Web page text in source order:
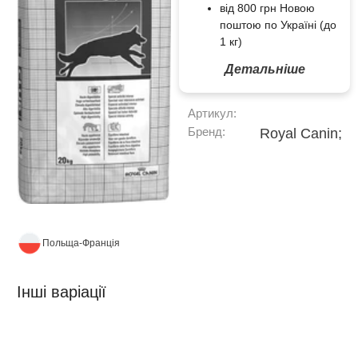
Польща-Франція
від 800 грн Новою
поштою по Україні (до
1 кг)
Детальніше
Артикул:
Бренд:
Royal Canin;
Інші варіації